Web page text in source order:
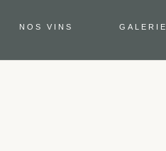
NOS VINS GALERIE